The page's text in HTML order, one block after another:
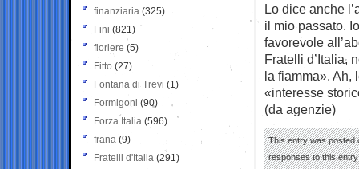
Lo dice anche
il mio passato.
favorevole
Fratelli d’Italia,
la fiamma». Ah,
«interesse
(da agenzie)
This entry was posted
responses to this
finanziaria (325)
Fini (821)
fioriere (5)
Fitto (27)
Fontana di Trevi (1)
Formigoni (90)
Forza Italia (596)
frana (9)
Fratelli d'Italia (291)